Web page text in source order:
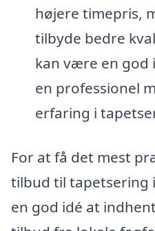
højere timepris,
tilbyde bedre
kan være en god
en professionel
erfaring i
For at få det mest
tilbud til tapetsering
en god idé at